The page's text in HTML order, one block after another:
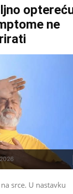
ne
srce. U nastavku